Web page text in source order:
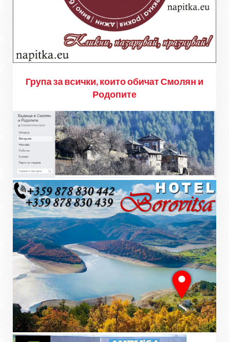
Група за всички, които обичат Смолян и
Родопите